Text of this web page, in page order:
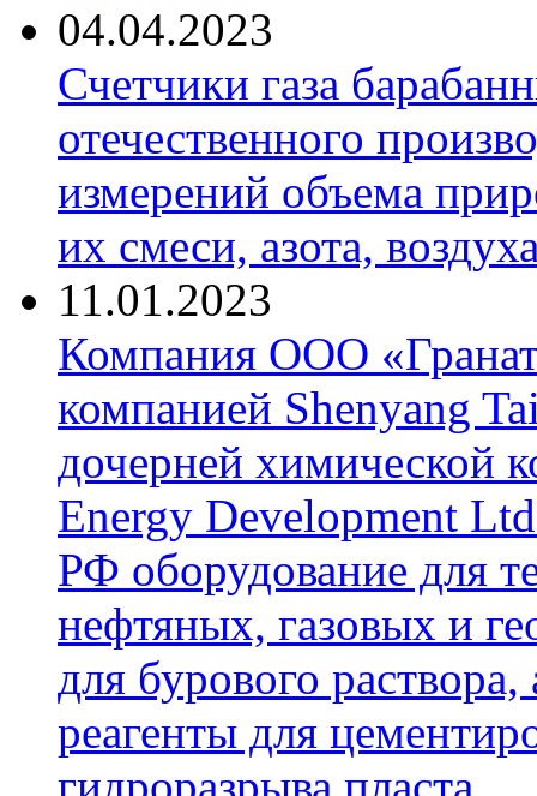
04.04.2023
Счетчики газа
отечественного
измерений объема
их смеси, азота,
11.01.2023
Компания ООО
компанией Shenyang
дочерней химической
Energy Development
РФ оборудование для
нефтяных, газовых и
для бурового
реагенты для